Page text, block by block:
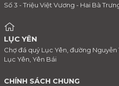
Số 3 - Triệu Việt Vương - Hai Bà
LỤC YÊN
Chợ đá quý Lục Yên, đường Nguyễn
Lục Yên, Yên Bái
CHÍNH SÁCH CHUNG